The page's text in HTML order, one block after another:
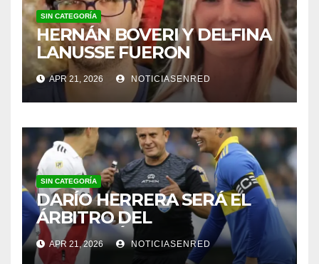
SIN CATEGORÍA
HERNÁN BOVERI Y DELFINA
LANUSSE FUERON
INHABILITADOS PARA
EJERCER COMO MÉDICOS
APR 21, 2026 NOTICIASENRED
SIN CATEGORÍA
DARÍO HERRERA SERÁ EL
ÁRBITRO DEL
SUPERCLÁSICO EN EL
MONUMENTAL
APR 21, 2026 NOTICIASENRED